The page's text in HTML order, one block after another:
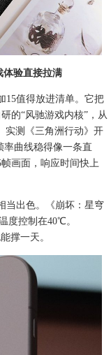
体验直接拉满
值得放进清单。它把
的“风驰游戏内核”，从
实测《三角洲行动》开
率曲线稳得像一条直
画面，响应时间快上
当出色。《崩坏：星穹
度控制在40℃。
撑一天。